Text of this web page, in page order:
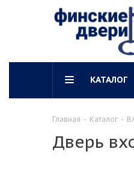
КАТАЛОГ
Главная - Каталог -
Дверь